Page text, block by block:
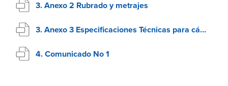
3. Anexo 2 Rubrado y metrajes
3. Anexo 3 Especificaciones Técnicas para cámaras para CCTV
4. Comunicado No 1